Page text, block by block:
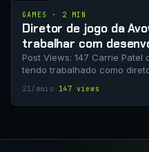
GAMES · 2 MIN
Diretor de jogo da
trabalhar com
Post Views: 147 Carrie Patel
tendo trabalhado como
21/maio · 147 views